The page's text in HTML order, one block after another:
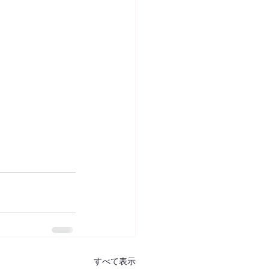
すべて表示